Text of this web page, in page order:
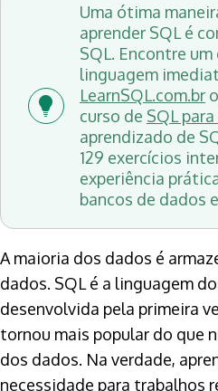
Uma ótima
aprender SQL é
SQL. Encontre
linguagem
LearnSQL.com.br
curso de SQL
aprendizado de
129 exercícios
experiência
bancos de dados
A maioria dos dados é
dados. SQL é a linguagem
desenvolvida pela primeira
tornou mais popular do que
dos dados. Na verdade,
necessidade para trabalhos